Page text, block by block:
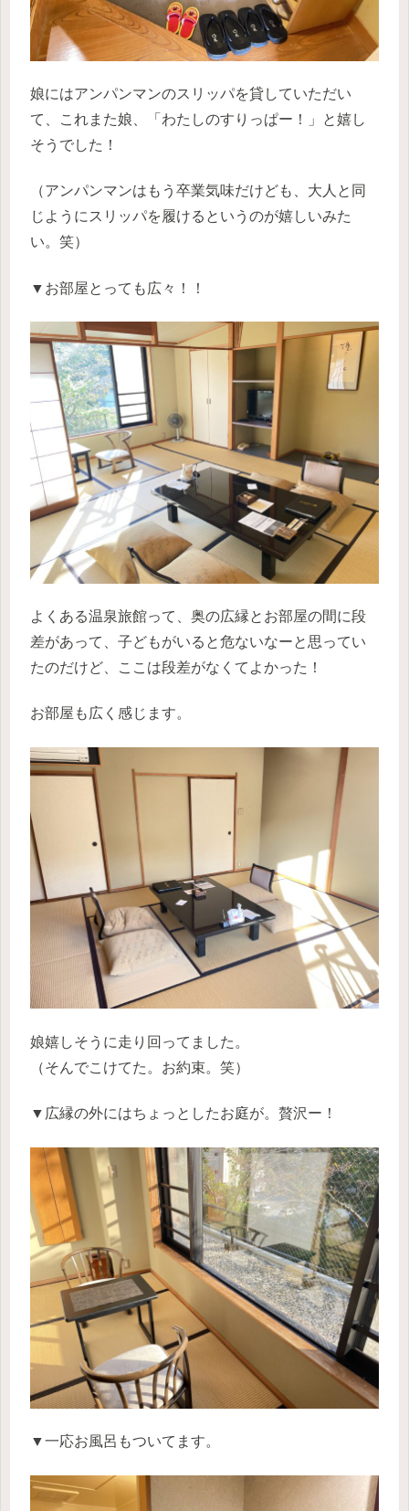
娘にはアンパンマンのスリッパを貸していただい
て、これまた娘、「わたしのすりっぱー！」と嬉し
そうでした！
（アンパンマンはもう卒業気味だけども、大人と同
じようにスリッパを履けるというのが嬉しいみた
い。笑）
▼お部屋とっても広々！！
よくある温泉旅館って、奥の広縁とお部屋の間に段
差があって、子どもがいると危ないなーと思ってい
たのだけど、ここは段差がなくてよかった！
お部屋も広く感じます。
娘嬉しそうに走り回ってました。
（そんでこけてた。お約束。笑）
▼広縁の外にはちょっとしたお庭が。贅沢ー！
▼一応お風呂もついてます。